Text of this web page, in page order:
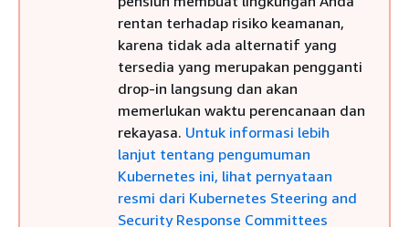
rentan terhadap risiko keamanan,
karena tidak ada alternatif yang
tersedia yang merupakan pengganti
drop-in langsung dan akan
memerlukan waktu perencanaan dan
rekayasa. Untuk informasi lebih
lanjut tentang pengumuman
Kubernetes ini, lihat pernyataan
resmi dari Kubernetes Steering and
Security Response Committees